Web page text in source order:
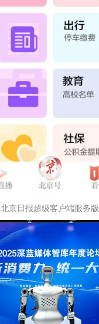
北京日报超级客户端服务版